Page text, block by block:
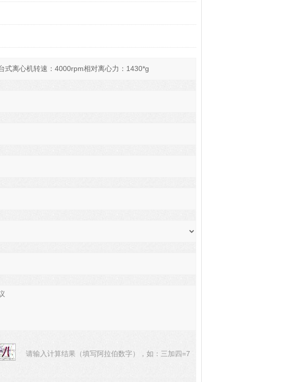
请输入计算结果（填写阿拉伯数字），如：三加四=7